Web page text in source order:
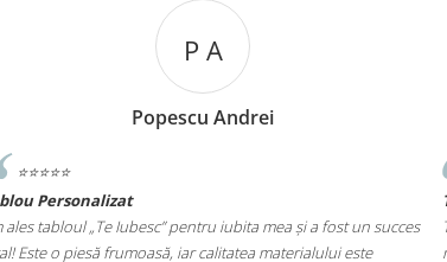
și a fost un succes
este
Tabloul cu 4 poze pentru familia
mulțumită de livrare și de modul în